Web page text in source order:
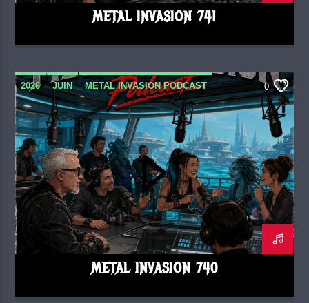
METAL INVASION 741
2026 JUIN METAL INVASION PODCAST 0
METAL INVASION 740